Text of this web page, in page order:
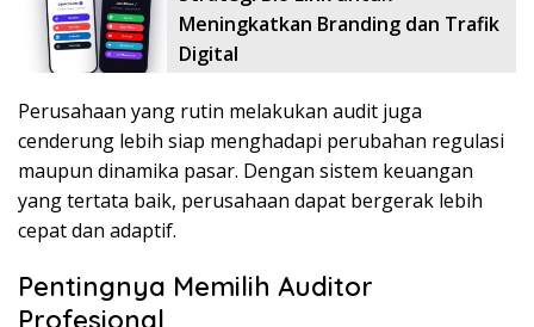
Meningkatkan Branding dan Trafik
Digital
Perusahaan yang rutin melakukan audit juga
cenderung lebih siap menghadapi perubahan regulasi
maupun dinamika pasar. Dengan sistem keuangan
yang tertata baik, perusahaan dapat bergerak lebih
cepat dan adaptif.
Pentingnya Memilih Auditor
Profesional